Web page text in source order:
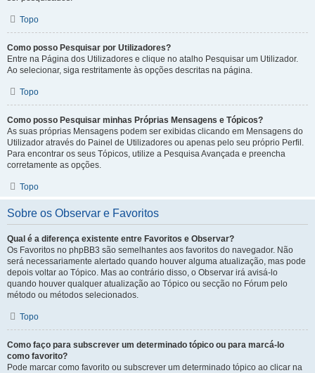
Topo
Como posso Pesquisar por Utilizadores?
Entre na Página dos Utilizadores e clique no atalho Pesquisar um Utilizador.
Ao selecionar, siga restritamente às opções descritas na página.
Topo
Como posso Pesquisar minhas Próprias Mensagens e Tópicos?
As suas próprias Mensagens podem ser exibidas clicando em Mensagens do
Utilizador através do Painel de Utilizadores ou apenas pelo seu próprio Perfil.
Para encontrar os seus Tópicos, utilize a Pesquisa Avançada e preencha
corretamente as opções.
Topo
Sobre os Observar e Favoritos
Qual é a diferença existente entre Favoritos e Observar?
Os Favoritos no phpBB3 são semelhantes aos favoritos do navegador. Não
será necessariamente alertado quando houver alguma atualização, mas pode
depois voltar ao Tópico. Mas ao contrário disso, o Observar irá avisá-lo
quando houver qualquer atualização ao Tópico ou secção no Fórum pelo
método ou métodos selecionados.
Topo
Como faço para subscrever um determinado tópico ou para marcá-lo
como favorito?
Pode marcar como favorito ou subscrever um determinado tópico ao clicar na